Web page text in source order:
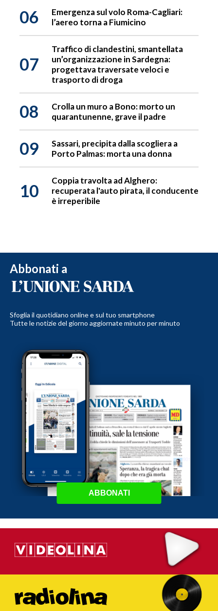
06
Emergenza sul volo Roma-Cagliari:
l’aereo torna a Fiumicino
07
Traffico di clandestini, smantellata
un’organizzazione in Sardegna:
progettava traversate veloci e
trasporto di droga
08
Crolla un muro a Bono: morto un
quarantunenne, grave il padre
09
Sassari, precipita dalla scogliera a
Porto Palmas: morta una donna
10
Coppia travolta ad Alghero:
recuperata l'auto pirata, il conducente
è irreperibile
Abbonati a
Sfoglia il quotidiano online e sul tuo smartphone
Tutte le notizie del giorno aggiornate minuto per minuto
ABBONATI